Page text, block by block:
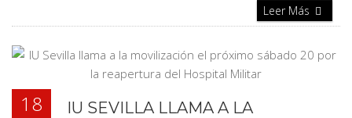
Leer Más
18
IU SEVILLA LLAMA A LA